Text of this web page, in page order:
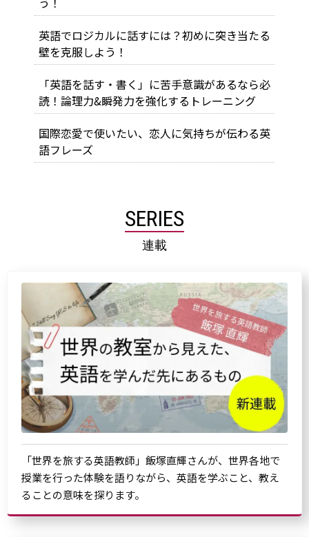
英語でロジカルに話すには？初めに突き当たる
壁を克服しよう！
「英語を話す・書く」に苦手意識があるなら必
読！論理力&瞬発力を強化するトレーニング
国際恋愛で使いたい、恋人に気持ちが伝わる英
語フレーズ
SERIES
連載
「世界を旅する英語教師」飯塚直輝さんが、世界各地で
授業を行った体験を語りながら、英語を学ぶこと、教え
ることの意味を探ります。